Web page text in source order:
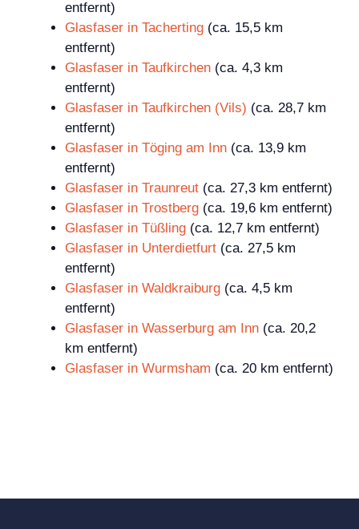
entfernt)
Glasfaser in Tacherting (ca. 15,5 km
entfernt)
Glasfaser in Taufkirchen (ca. 4,3 km
entfernt)
Glasfaser in Taufkirchen (Vils) (ca. 28,7 km
entfernt)
Glasfaser in Töging am Inn (ca. 13,9 km
entfernt)
Glasfaser in Traunreut (ca. 27,3 km entfernt)
Glasfaser in Trostberg (ca. 19,6 km entfernt)
Glasfaser in Tüßling (ca. 12,7 km entfernt)
Glasfaser in Unterdietfurt (ca. 27,5 km
entfernt)
Glasfaser in Waldkraiburg (ca. 4,5 km
entfernt)
Glasfaser in Wasserburg am Inn (ca. 20,2
km entfernt)
Glasfaser in Wurmsham (ca. 20 km entfernt)